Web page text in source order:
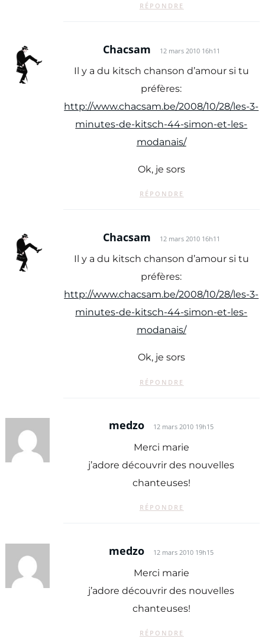
RÉPONDRE
Chacsam 12 mars 2010 16h11
Il y a du kitsch chanson d’amour si tu
préfères:
http://www.chacsam.be/2008/10/28/les-3-
minutes-de-kitsch-44-simon-et-les-
modanais/
Ok, je sors
RÉPONDRE
Chacsam 12 mars 2010 16h11
Il y a du kitsch chanson d’amour si tu
préfères:
http://www.chacsam.be/2008/10/28/les-3-
minutes-de-kitsch-44-simon-et-les-
modanais/
Ok, je sors
RÉPONDRE
medzo 12 mars 2010 19h15
Merci marie
j’adore découvrir des nouvelles
chanteuses!
RÉPONDRE
medzo 12 mars 2010 19h15
Merci marie
j’adore découvrir des nouvelles
chanteuses!
RÉPONDRE